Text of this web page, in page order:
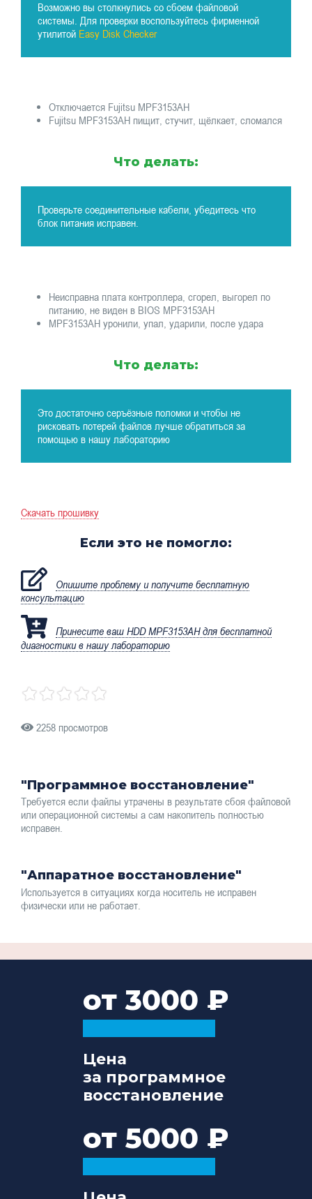
Возможно вы столкнулись со сбоем файловой
системы. Для проверки воспользуйтесь фирменной
утилитой Easy Disk Checker
Отключается Fujitsu MPF3153AH
Fujitsu MPF3153AH пищит, стучит, щёлкает, сломался
Что делать:
Проверьте соединительные кабели, убедитесь что
блок питания исправен.
Неисправна плата контроллера, сгорел, выгорел по
питанию, не виден в BIOS MPF3153AH
MPF3153AH уронили, упал, ударили, после удара
Что делать:
Это достаточно серъёзные поломки и чтобы не
рисковать потерей файлов лучше обратиться за
помощью в нашу лабораторию
Скачать прошивку
Если это не помогло:
Опишите проблему и получите бесплатную
консультацию
Принесите ваш HDD MPF3153AH для бесплатной
диагностики в нашу лабораторию
2258 просмотров
"Программное восстановление"
Требуется если файлы утрачены в результате сбоя файловой
или операционной системы а сам накопитель полностью
исправен.
"Аппаратное восстановление"
Используется в ситуациях когда носитель не исправен
физически или не работает.
от 3000
Цена
за программное
восстановление
от 5000